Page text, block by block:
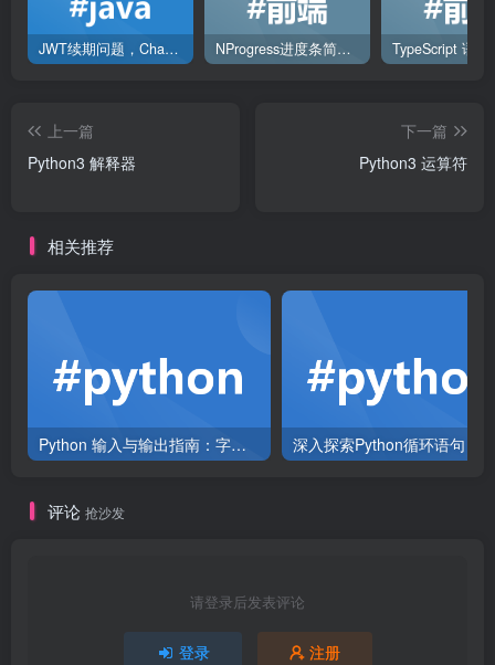
JWT续期问题，ChatGPT解决方案 NProgress进度条简单使用 TypeScript 语言
上一篇
Python3 解释器
下一篇
Python3 运算符
相关推荐
Python 输入与输出指南：字符串格式化、文件读写详解和实例
评论 抢沙发
请登录后发表评论
登录 注册